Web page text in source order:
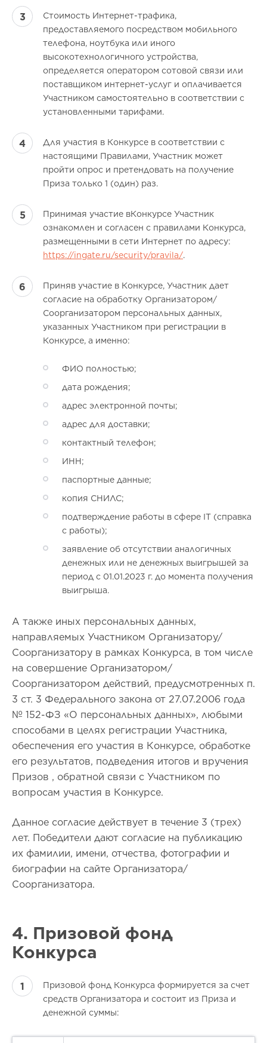
Стоимость Интернет-трафика,
предоставляемого посредством мобильного
телефона, ноутбука или иного
высокотехнологичного устройства,
определяется оператором сотовой связи или
поставщиком интернет-услуг и оплачивается
Участником самостоятельно в соответствии с
установленными тарифами.
Для участия в Конкурсе в соответствии с
настоящими Правилами, Участник может
пройти опрос и претендовать на получение
Приза только 1 (один) раз.
Принимая участие вКонкурсе Участник
ознакомлен и согласен с правилами Конкурса,
размещенными в сети Интернет по адресу:
https://ingate.ru/security/pravila/.
Приняв участие в Конкурсе, Участник дает
согласие на обработку Организатором/
Соорганизатором персональных данных,
указанных Участником при регистрации в
Конкурсе, а именно:
ФИО полностью;
дата рождения;
адрес электронной почты;
адрес для доставки;
контактный телефон;
ИНН;
паспортные данные;
копия СНИЛС;
подтверждение работы в сфере IT (справка
с работы);
заявление об отсутствии аналогичных
денежных или не денежных выигрышей за
период с 01.01.2023 г. до момента получения
выигрыша.
А также иных персональных данных,
направляемых Участником Организатору/
Соорганизатору в рамках Конкурса, в том числе
на совершение Организатором/
Соорганизатором действий, предусмотренных п.
3 ст. 3 Федерального закона от 27.07.2006 года
№ 152-ФЗ «О персональных данных», любыми
способами в целях регистрации Участника,
обеспечения его участия в Конкурсе, обработке
его результатов, подведения итогов и вручения
Призов , обратной связи с Участником по
вопросам участия в Конкурсе.
Данное согласие действует в течение 3 (трех)
лет. Победители дают согласие на публикацию
их фамилии, имени, отчества, фотографии и
биографии на сайте Организатора/
Соорганизатора.
4. Призовой фонд
Конкурса
Призовой фонд Конкурса формируется за счет
средств Организатора и состоит из Приза и
денежной суммы: